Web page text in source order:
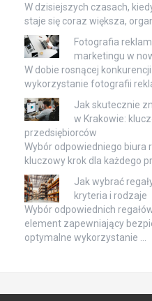
W dzisiejszych czasach,
staje się coraz większa,
Fotografia
marketingu w
W dobie rosnącej
wykorzystanie fotografii
Jak skutecznie
w Krakowie:
przedsiębiorców
Wybór odpowiedniego biura
kluczowy krok dla każdego
Jak wybrać
kryteria i rodzaje
Wybór odpowiednich
element zapewniający
optymalne wykorzystanie …